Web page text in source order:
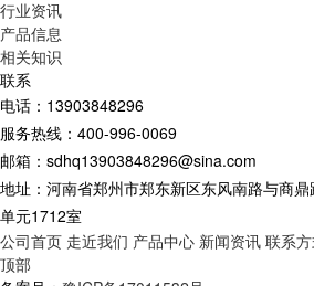
行业资讯
产品信息
相关知识
联系
电话：13903848296
服务热线：400-996-0069
邮箱：sdhq13903848296@sina.com
地址：河南省郑州市郑东新区东风南路与商
单元1712室
公司首页 走近我们 产品中心 新闻资讯 联系
顶部